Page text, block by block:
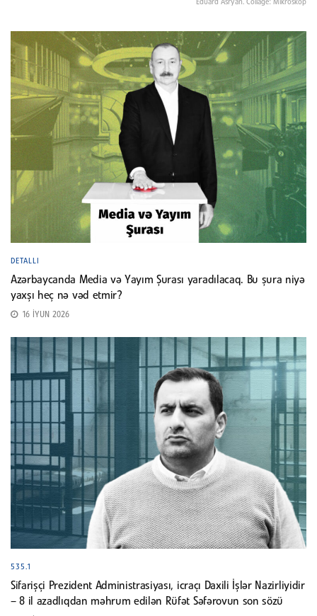
Eduard Asryan. Collage: Mikroskop
DETALLI
Azərbaycanda Media və Yayım Şurası yaradılacaq. Bu şura niyə
yaxşı heç nə vəd etmir?
16 İYUN 2026
535.1
Sifarişçi Prezident Administrasiyası, icraçı Daxili İşlər Nazirliyidir
– 8 il azadlıqdan məhrum edilən Rüfət Səfərovun son sözü